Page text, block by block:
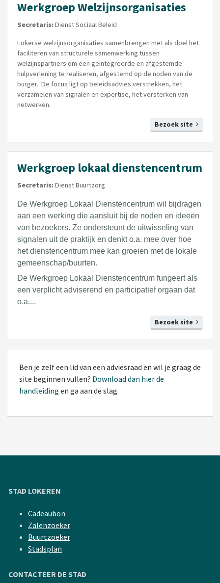
Werkgroep Welzijnsorganisaties
Secretaris: Dienst Sociaal Beleid
Lokerse welzijnsorganisaties samenbrengen met als doel het
faciliteren van structurele samenwerking tussen
welzijnspartners om een geïntegreerde en afgestemde
hulpverlening te realiseren, afgestemd op de noden van de
burger. De focus ligt op beleidsadvies verstrekken, het
verzamelen van signalen en expertise, het versterken van
netwerken.
Bezoek site
Werkgroep lokaal dienstencentrum
Secretaris: Dienst Buurtzorg
De Werkgroep Lokaal Dienstencentrum wil bijdragen
aan een werking die aansluit bij de noden en ideeën
van bezoekers. Ze ondersteunt de uitwisseling van
signalen uit de praktijk en denkt o.a. mee over hoe
hetdienstencentrum mee kan groeien met de lokale
gemeenschap/buurten.
De Werkgroep Lokaal Dienstencentrum fungeert als
een verplicht adviserend en participatief orgaan dat
o.a....
Bezoek site
Ben je zelf een lid van een adviesraad en wil je graag de
site beginnen vullen? Download dan hier de
handleiding en ga aan de slag.
STAD LOKEREN
Cadeaubon
Zalenzoeker
Buurtzoeker
Stadsplan
CONTACTEER DE STAD